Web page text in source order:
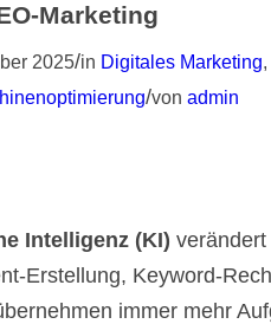
Marketing
2025/in Digitales Marketing,
/von admin
Intelligenz (KI)
Erstellung, Keyword-
immer mehr